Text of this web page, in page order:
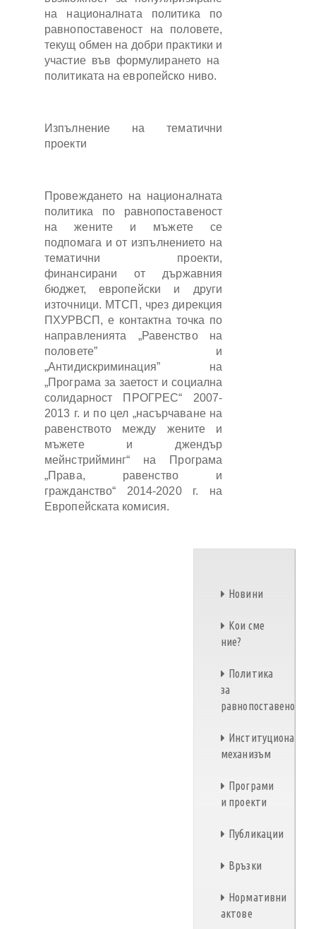
на националната политика по
равнопоставеност на половете,
текущ обмен на добри практики и
участие във формулирането на
политиката на европейско ниво.
Изпълнение на тематични
проекти
Провеждането на националната
политика по равнопоставеност
на жените и мъжете се
подпомага и от изпълнението на
тематични проекти,
финансирани от държавния
бюджет, европейски и други
източници. МТСП, чрез дирекция
ПХУРВСП, е контактна точка по
направленията „Равенство на
половете” и
„Антидискриминация” на
„Програма за заетост и социална
солидарност ПРОГРЕС“ 2007-
2013 г. и по цел „насърчаване на
равенството между жените и
мъжете и джендър
мейнстрийминг“ на Програма
„Права, равенство и
гражданство“ 2014-2020 г. на
Европейската комисия.
Новини
Кои сме
ние?
Политика
за
равнопоставеност
Институционален
механизъм
Програми
и проекти
Публикации
Връзки
Нормативни
актове